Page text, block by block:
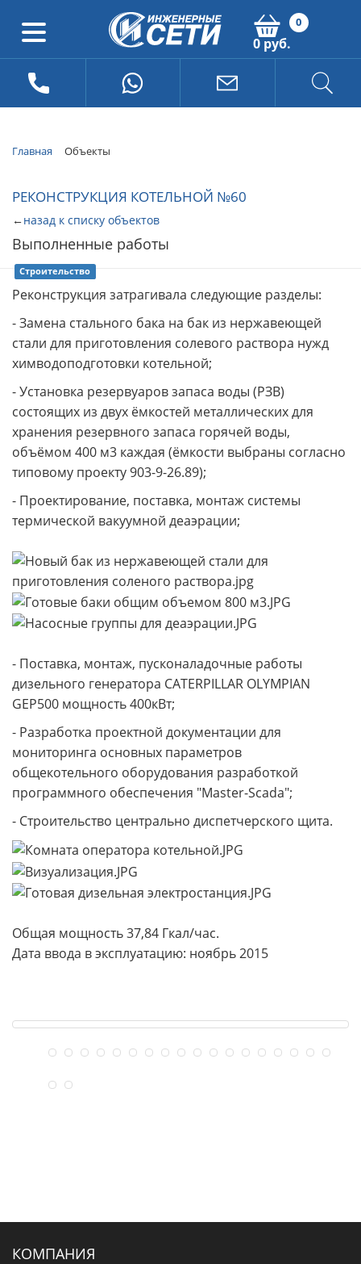
0
0 руб.
Главная Объекты
РЕКОНСТРУКЦИЯ КОТЕЛЬНОЙ №60
←назад к списку объектов
Выполненные работы
Строительство
Реконструкция затрагивала следующие разделы:
- Замена стального бака на бак из нержавеющей
стали для приготовления солевого раствора нужд
химводоподготовки котельной;
- Установка резервуаров запаса воды (РЗВ)
состоящих из двух ёмкостей металлических для
хранения резервного запаса горячей воды,
объёмом 400 м3 каждая (ёмкости выбраны согласно
типовому проекту 903-9-26.89);
- Проектирование, поставка, монтаж системы
термической вакуумной деаэрации;
- Поставка, монтаж, пусконаладочные работы
дизельного генератора CATERPILLAR OLYMPIAN
GEP500 мощность 400кВт;
- Разработка проектной документации для
мониторинга основных параметров
общекотельного оборудования разработкой
программного обеспечения "Master-Scada";
- Строительство центрально диспетчерского щита.
Общая мощность 37,84 Гкал/час.
Дата ввода в эксплуатацию: ноябрь 2015
КОМПАНИЯ